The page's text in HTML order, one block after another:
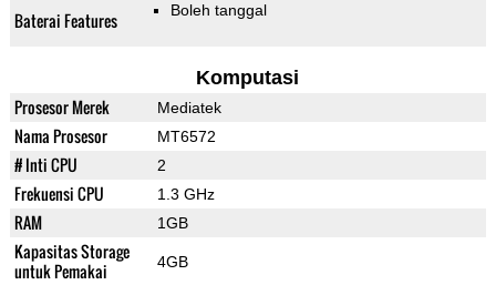
Baterai Features Boleh tanggal
Komputasi
Prosesor Merek Mediatek
Nama Prosesor MT6572
# Inti CPU 2
Frekuensi CPU 1.3 GHz
RAM 1GB
Kapasitas Storage
untuk Pemakai
4GB